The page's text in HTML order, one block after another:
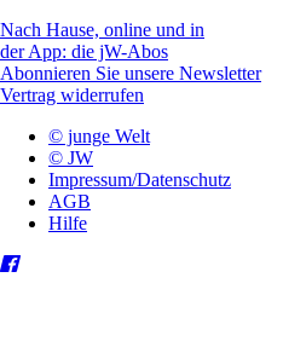
Nach Hause, online und in
der App: die jW-Abos
Abonnieren Sie unsere Newsletter
Vertrag widerrufen
© junge Welt
© JW
Impressum/Datenschutz
AGB
Hilfe